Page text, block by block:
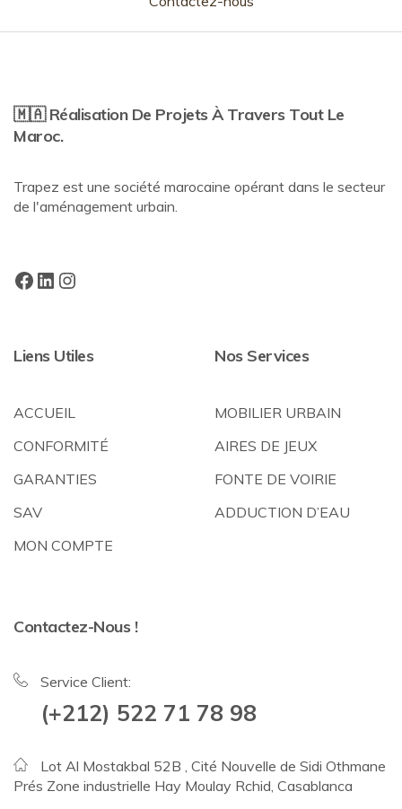
🇲🇦 Réalisation De Projets À Travers Tout Le
Maroc.
Trapez est une société marocaine opérant dans le secteur
de l'aménagement urbain.
Liens Utiles
ACCUEIL
CONFORMITÉ
GARANTIES
SAV
MON COMPTE
Nos Services
MOBILIER URBAIN
AIRES DE JEUX
FONTE DE VOIRIE
ADDUCTION D’EAU
Contactez-Nous !
Service Client:
(+212) 522 71 78 98
Lot Al Mostakbal 52B , Cité Nouvelle de Sidi Othmane
Prés Zone industrielle Hay Moulay Rchid, Casablanca